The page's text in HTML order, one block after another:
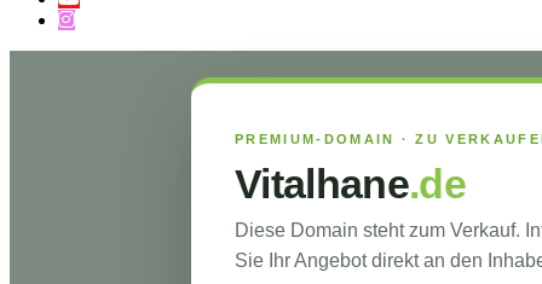
PREMIUM-DOMAIN · ZU
Vitalhane.de
Diese Domain steht zum Verkauf.
Sie Ihr Angebot direkt an den